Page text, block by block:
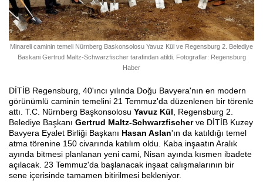
Minareli caminin temeli Nürnberg Baskonsolosu Yavuz Kül ve Regensburg 2. Belediye
Baskani Gertrud Maltz-Schwarzfischer tarafindan atildi. Fotograflar: Regensburg
Haber
DİTİB Regensburg, 40'ıncı yılında Doğu Bavyera'nın en modern
görünümlü caminin temelini 21 Temmuz'da düzenlenen bir törenle
attı. T.C. Nürnberg Başkonsolosu Yavuz Kül , Regensburg 2.
Belediye Başkanı Gertrud Maltz-Schwarzfischerve DİTİB Kuzey
Bavyera Eyalet Birliği Başkanı Hasan Aslan'ın da katıldığı temel
atma törenine 150 civarında katılım oldu. Kaba inşaatın Aralık
ayında bitmesi planlanan yeni cami, Nisan ayında kısmen ibadete
açılacak. 23 Temmuz'da başlanacak inşaat calışmalarının bir
sene içerisinde tamamen bitirilmesi bekleniyor.